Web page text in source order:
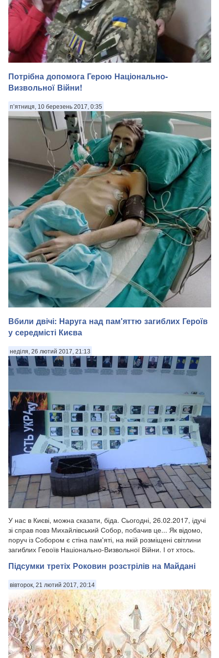
Це - Андрій Сироїд: у 2014-2015 рр., воював у складі
Батальйону "Київська Русь". Сьогодні суд засудив його на 2
роки і 7 місяців за те, що в листопаді 2015-го в Богуславі - він
зламав ніс такому собі Максиму Осьмаку, через зневагу до
військової форми
Потрібна допомога Герою Національно-
Визвольної Війни!
п’ятниця, 10 березень 2017, 0:35
Денис Дзичковський "Граф" - воював на фронтах Національно-
Визвольної Війни у 11-му батальйоні. Денис Дзичковський
"Граф" - воював на фронтах Національно-Визвольної Війни у
11-му батальйоні. Ліквідував ворожого снайпера з ПТУРа, 3
місяці пробув в одній ...
Вбили двічі: Наруга над пам'яттю загиблих Героїв
у середмісті Києва
неділя, 26 лютий 2017, 21:13
У нас в Києві, можна сказати, біда. Сьогодні, 26.02.2017, ідучі
зі справ повз Михайлівський Собор, побачив це... Як відомо,
поруч із Собором є стіна пам'яті, на якій розміщені світлини
загиблих Героїв Національно-Визвольної Війни. І от хтось,
Підсумки третіх Роковин розстрілів на Майдані
вівторок, 21 лютий 2017, 20:14